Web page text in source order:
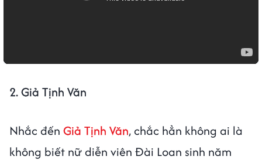
2. Giả Tịnh Văn
Nhắc đến Giả Tịnh Văn, chắc hẳn không ai là
không biết nữ diễn viên Đài Loan sinh năm